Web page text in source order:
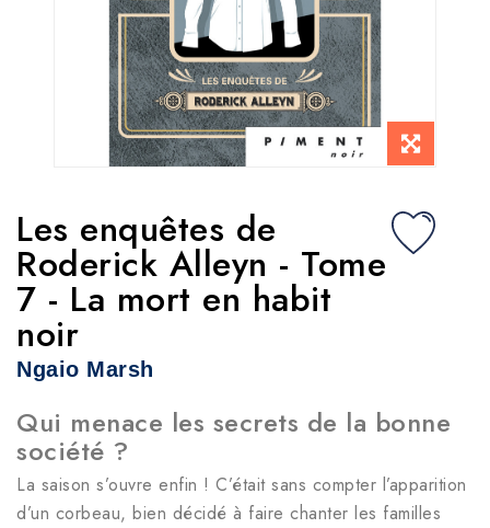
Les enquêtes de
Roderick Alleyn - Tome
7 - La mort en habit
noir
Ngaio Marsh
Qui menace les secrets de la bonne
société ?
La saison s’ouvre enfin ! C’était sans compter l’apparition
d’un corbeau, bien décidé à faire chanter les familles